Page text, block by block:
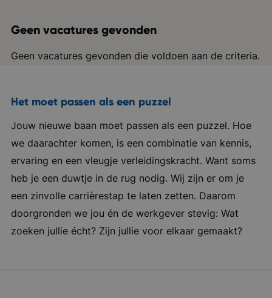
Geen vacatures gevonden
Geen vacatures gevonden die voldoen aan de criteria.
Het moet passen als een puzzel
Jouw nieuwe baan moet passen als een puzzel. Hoe
we daarachter komen, is een combinatie van kennis,
ervaring en een vleugje verleidingskracht. Want soms
heb je een duwtje in de rug nodig. Wij zijn er om je
een zinvolle carrièrestap te laten zetten. Daarom
doorgronden we jou én de werkgever stevig: Wat
zoeken jullie écht? Zijn jullie voor elkaar gemaakt?